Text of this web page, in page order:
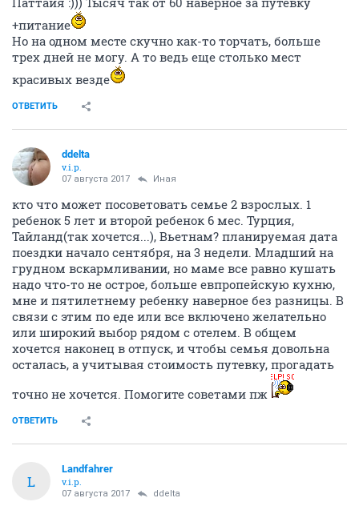
+питание
Но на одном месте скучно как-то торчать, больше
трех дней не могу. А то ведь еще столько мест
красивых везде
ОТВЕТИТЬ
ddelta
v.i.p.
07 августа 2017 Иная
кто что может посоветовать семье 2 взрослых. 1
ребенок 5 лет и второй ребенок 6 мес. Турция,
Тайланд(так хочется...), Вьетнам? планируемая дата
поездки начало сентября, на 3 недели. Младший на
грудном вскармливании, но маме все равно кушать
надо что-то не острое, больше евпропейскую кухню,
мне и пятилетнему ребенку наверное без разницы. В
связи с этим по еде или все включено желательно
или широкий выбор рядом с отелем. В общем
хочется наконец в отпуск, и чтобы семья довольна
осталась, а учитывая стоимость путевку, прогадать
точно не хочется. Помогите советами пж
ОТВЕТИТЬ
L
Landfahrer
v.i.p.
07 августа 2017 ddelta